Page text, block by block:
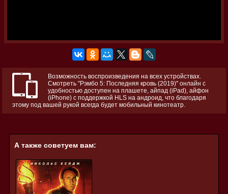
Возможность воспроизведения на всех устройствах.
Смотреть "Рэмбо 5: Последняя кровь (2019)" онлайн с
удобностью доступен на плашете, айпад (iPad), айфон
(iPhone) с поддержкой HLS на андроид, что благодаря
этому под вашей рукой всегда будет мобильный кинотеатр.
А также советуем вам: